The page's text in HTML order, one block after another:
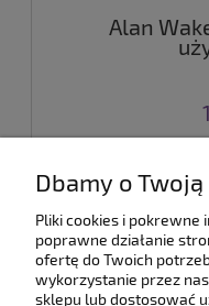
Alan
« 1 2 3
Dbamy o
Pliki cookies i
poprawne działanie
ofertę do Twoich
wykorzystanie przez
sklepu lub dostosować